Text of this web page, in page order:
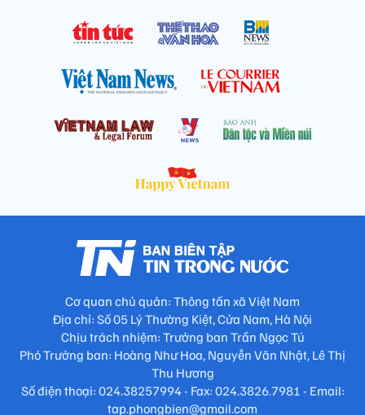
Cơ quan chủ quản: Thông tấn xã Việt Nam
Địa chỉ: Số 05 Lý Thường Kiệt, Cửa Nam, Hà Nội
Chịu trách nhiệm: Trưởng ban Trần Ngọc Tú
Phó Trưởng ban: Hoàng Như Hoa, Nguyễn Văn Nhật, Lê Thị
Thu Hương
Số điện thoại: 024.38257994 - Fax: 024.3826.7981 - Email:
tap.phongbien@gmail.com